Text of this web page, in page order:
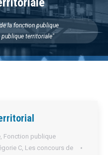
la fonction publique
territoriale"
, Fonction publique
C, Les concours de